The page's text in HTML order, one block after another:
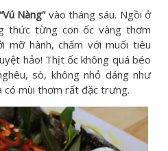
“Vú Nàng”vào tháng sáu. Ngồi ở
thức từng con ốc vàng thơm
mỡ hành, chấm với muối tiêu
hảo! Thịt ốc không quá béo
sò, không nhỏ dáng như
có mùi thơm rất đặc trưng.